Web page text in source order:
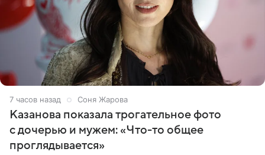
7 часов назад Соня Жарова
Казанова показала трогательное фото
с дочерью и мужем: «Что-то общее
проглядывается»